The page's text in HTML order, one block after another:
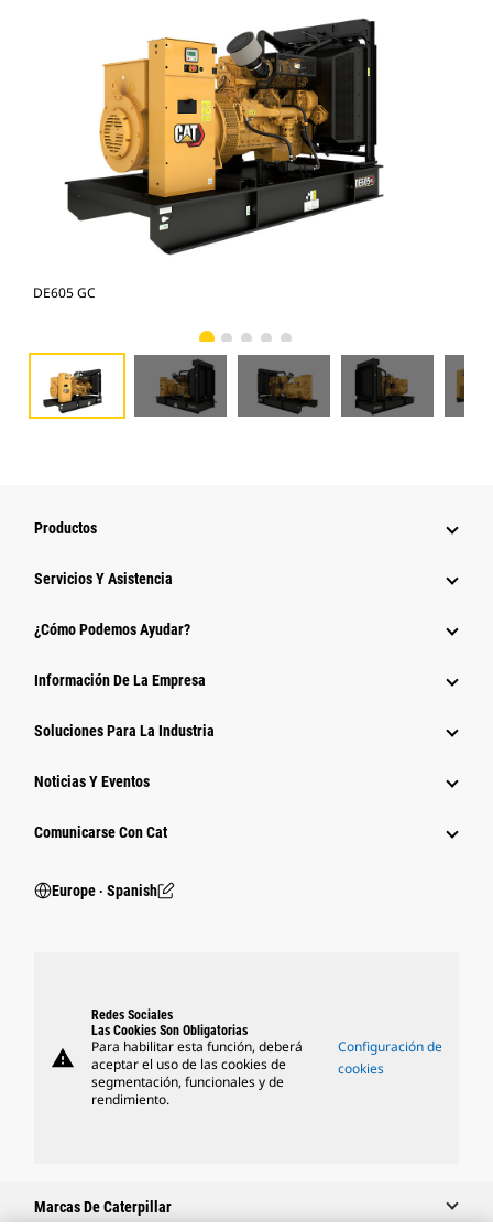
DE605 GC
Productos
Servicios Y Asistencia
¿Cómo Podemos Ayudar?
Información De La Empresa
Soluciones Para La Industria
Noticias Y Eventos
Comunicarse Con Cat
Europe ‧ Spanish
warning
Redes Sociales
Las Cookies Son Obligatorias
Para habilitar esta función, deberá
aceptar el uso de las cookies de
segmentación, funcionales y de
rendimiento.
Configuración de
cookies
Marcas De Caterpillar